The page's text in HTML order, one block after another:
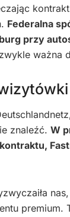
Federalna
przy
ważna
znaleźć. W